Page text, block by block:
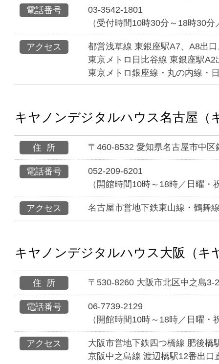
電話番号
03-3542-1801
（受付時間10時30分～18時30
アクセス
都営浅草線 東銀座駅A7、A8出
東京メトロ日比谷線 東銀座駅A2
東京メトロ銀座線・丸の内線・
キヤノンデジタルハウス名古屋（
住所 〒460-8532 愛知県名古屋市中
電話番号
052-209-6201
（開館時間10時～18時／日曜
アクセス 名古屋市営地下鉄東山線・鶴舞
キヤノンデジタルハウス大阪（キ
住所 〒530-8260 大阪市北区中之島
電話番号
06-7739-2129
（開館時間10時～18時／日曜
アクセス
大阪市営地下鉄四つ橋線 肥後橋
京阪中之島線 渡辺橋駅12番出口